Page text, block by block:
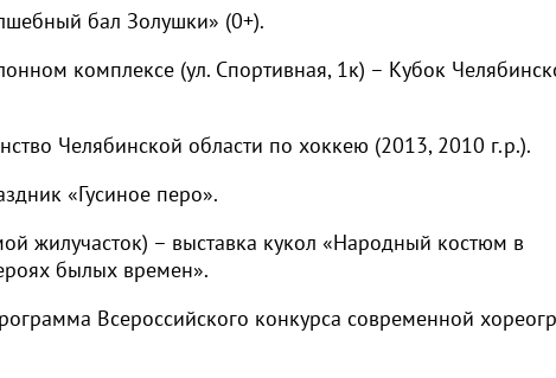
бал Золушки» (0+).
комплексе (ул. Спортивная, 1к) – Кубок
Челябинской области по хоккею (2013, 2010 г.р.).
«Гусиное перо».
жилучасток) – выставка кукол «Народный костюм в
былых времен».
Всероссийского конкурса современной